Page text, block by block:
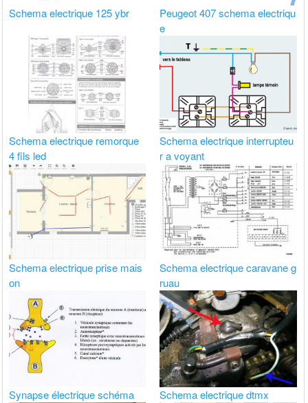
Schema electrique 125 ybr
Peugeot 407 schema electriqu
e
Schema electrique remorque
4 fils led
Schema electrique interrupteu
r a voyant
Schema electrique prise mais
on
Schema electrique caravane g
ruau
Synapse électrique schéma Schema electrique dtmx